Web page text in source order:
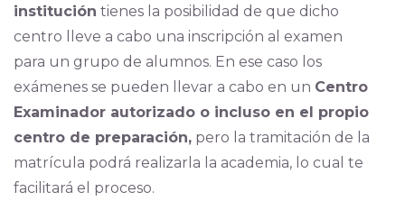
institución tienes la posibilidad de que dicho
centro lleve a cabo una inscripción al examen
para un grupo de alumnos. En ese caso los
exámenes se pueden llevar a cabo en un Centro
Examinador autorizado o incluso en el propio
centro de preparación,pero la tramitación de la
matrícula podrá realizarla la academia, lo cual te
facilitará el proceso.